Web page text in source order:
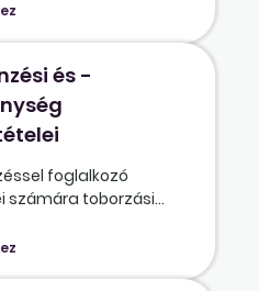
és -
foglalkozó
toborzási...